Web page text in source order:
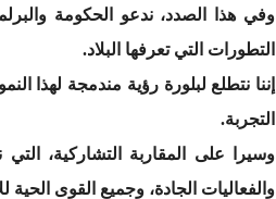
وفي هذا الصدد، ندعو الحكومة
التطورات التي تعرفها البلاد.
إننا نتطلع لبلورة رؤية مندمجة لهذا
التجربة.
وسيرا على المقاربة التشاركية،
والفعاليات الجادة، وجميع القوى الحية